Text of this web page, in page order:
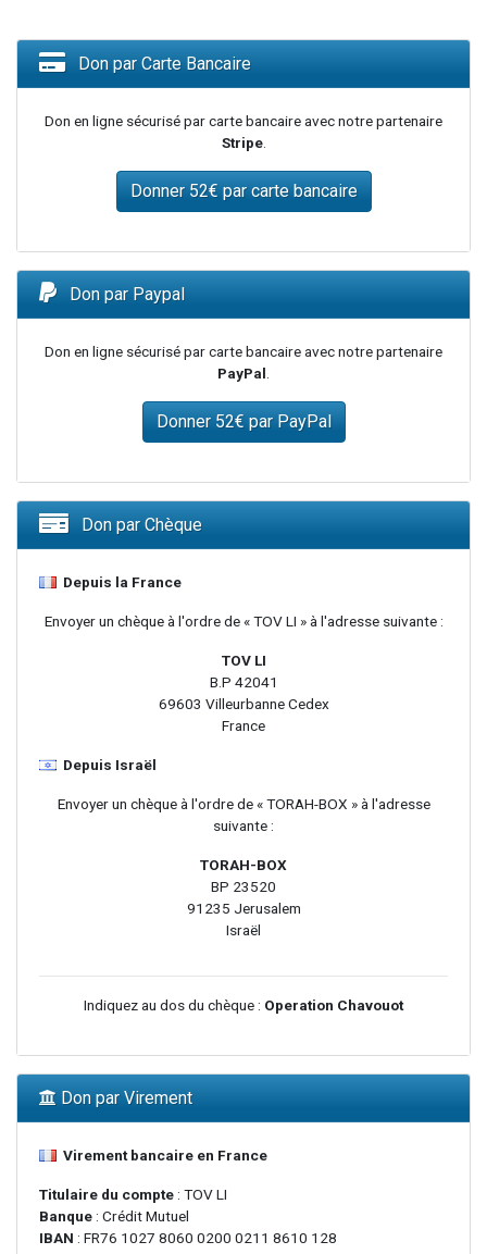
Don par Carte Bancaire
Don en ligne sécurisé par carte bancaire avec notre partenaire
Stripe.
Don par Paypal
Don en ligne sécurisé par carte bancaire avec notre partenaire
PayPal
Don par Chèque
Depuis la France
Envoyer un chèque à l'ordre de « TOV LI » à l'adresse suivante :
TOV LI
B.P 42041
69603 Villeurbanne Cedex
France
Depuis Israël
Envoyer un chèque à l'ordre de « TORAH-BOX » à l'adresse
suivante :
TORAH-BOX
BP 23520
91235 Jerusalem
Israël
Indiquez au dos du chèque : Operation Chavouot
Don par Virement
Virement bancaire en France
Titulaire du compte : TOV LI
Banque : Crédit Mutuel
IBAN : FR76 1027 8060 0200 0211 8610 128